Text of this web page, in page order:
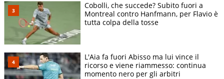
Cobolli, che succede? Subito fuori a
Montreal contro Hanfmann, per Flavio è
tutta colpa della tosse
L'Aia fa fuori Abisso ma lui vince il
ricorso e viene riammesso: continua
momento nero per gli arbitri